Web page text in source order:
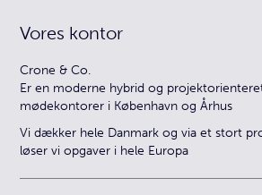
Vores kontor
Crone & Co.
Er en moderne hybrid og
mødekontorer i København og Århus
Vi dækker hele Danmark og via et stort
løser vi opgaver i hele Europa